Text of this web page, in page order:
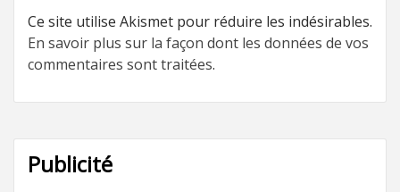
Ce site utilise Akismet pour réduire les indésirables.
En savoir plus sur la façon dont les données de vos
commentaires sont traitées.
Publicité